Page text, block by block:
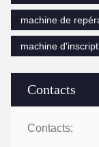
Contacts
Contacts:
machine de
machine